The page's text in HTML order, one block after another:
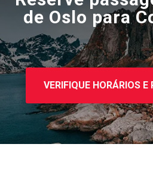
de Oslo para
VERIFIQUE HORÁRIOS